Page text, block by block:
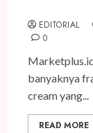
EDITORIAL
0
banyaknya
cream yang...
READ MORE